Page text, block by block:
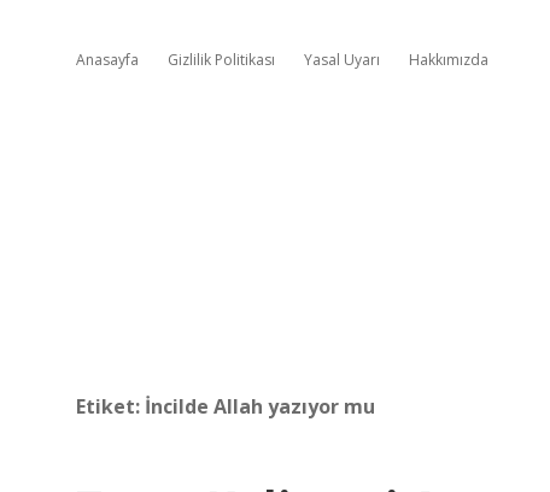
Anasayfa Gizlilik Politikası Yasal Uyarı Hakkımızda
Etiket: İncilde Allah yazıyor mu